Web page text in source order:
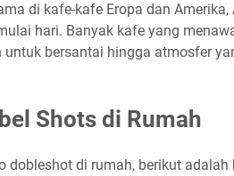
di kafe-kafe Eropa dan Amerika,
hari. Banyak kafe yang
bersantai hingga atmosfer
Shots di Rumah
di rumah, berikut adalah